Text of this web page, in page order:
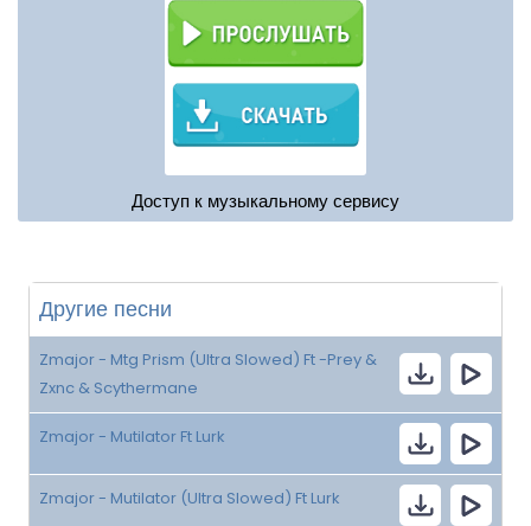
Доступ к музыкальному сервису
Другие песни
Zmajor - Mtg Prism (Ultra Slowed) Ft -Prey &
Zxnc & Scythermane
Zmajor - Mutilator Ft Lurk
Zmajor - Mutilator (Ultra Slowed) Ft Lurk